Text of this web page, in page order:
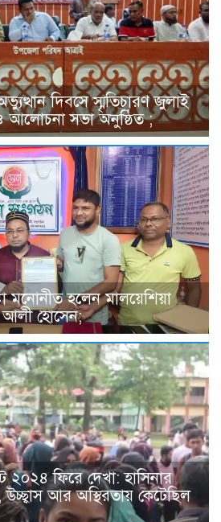
দিবসে স্মৃতিচারণ জুলাই
ও আলোচনা সভা অনুষ্ঠিত ;
মনোনীত হলেন মালয়েশিয়া
আলী হোসেন;
ফিরে দেখা: হাসিনার
আর অস্থিরতায় কেটেছিল